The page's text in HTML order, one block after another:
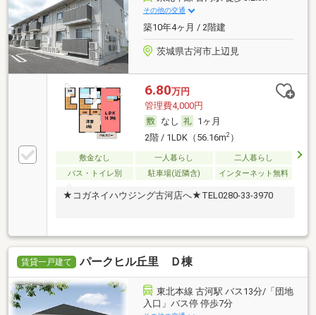
その他の交通
築10年4ヶ月 / 2階建
茨城県古河市上辺見
6.80万円
管理費4,000円
なし
1ヶ月
2階 / 1LDK（56.16m2）
敷金なし 一人暮らし
二人暮らし
バス・トイレ別
駐車場(近隣含) インターネット無料
★コガネイハウジング古河店へ★TEL0280-33-3970
賃貸一戸建て パークヒル丘里 Ｄ棟
東北本線 古河駅 バス13分/「団地
入口」バス停 停歩7分